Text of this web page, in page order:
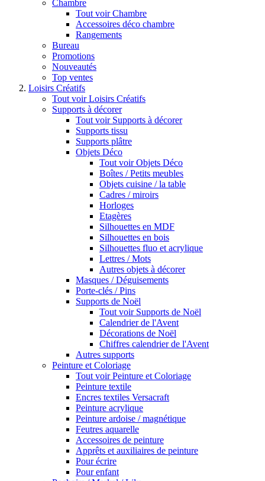
Chambre
Tout voir Chambre
Accessoires déco chambre
Rangements
Bureau
Promotions
Nouveautés
Top ventes
Loisirs Créatifs
Tout voir Loisirs Créatifs
Supports à décorer
Tout voir Supports à décorer
Supports tissu
Supports plâtre
Objets Déco
Tout voir Objets Déco
Boîtes / Petits meubles
Objets cuisine / la table
Cadres / miroirs
Horloges
Etagères
Silhouettes en MDF
Silhouettes en bois
Silhouettes fluo et acrylique
Lettres / Mots
Autres objets à décorer
Masques / Déguisements
Porte-clés / Pins
Supports de Noël
Tout voir Supports de Noël
Calendrier de l'Avent
Décorations de Noël
Chiffres calendrier de l'Avent
Autres supports
Peinture et Coloriage
Tout voir Peinture et Coloriage
Peinture textile
Encres textiles Versacraft
Peinture acrylique
Peinture ardoise / magnétique
Feutres aquarelle
Accessoires de peinture
Apprêts et auxiliaires de peinture
Pour écrire
Pour enfant